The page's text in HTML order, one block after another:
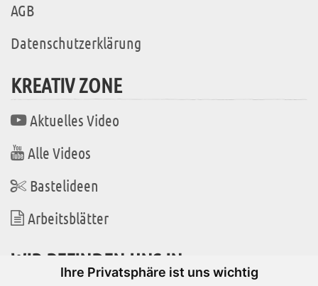
Ihre Privatsphäre ist uns wichtig
AGB
Datenschutzerklärung
KREATIV ZONE
Aktuelles Video
Alle Videos
Bastelideen
Arbeitsblätter
WIR BEFINDEN UNS IN